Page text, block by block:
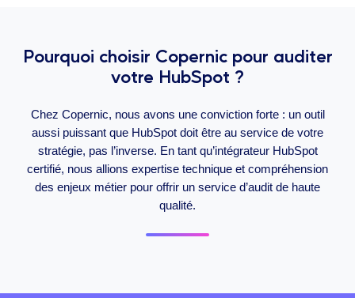
Pourquoi choisir Copernic pour auditer
votre HubSpot ?
Chez Copernic, nous avons une conviction forte : un outil
aussi puissant que HubSpot doit être au service de votre
stratégie, pas l’inverse. En tant qu’intégrateur HubSpot
certifié, nous allions expertise technique et compréhension
des enjeux métier pour offrir un service d’audit de haute
qualité.